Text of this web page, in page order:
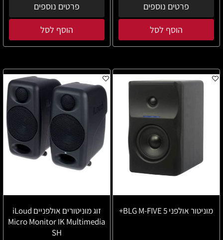
פרטים נוספים
הוסף לסל
פרטים נוספים
הוסף לסל
מוניטור אולפני 5 BLG M-FIVE+
זוג מוניטורים אולפניים iLoud
Micro Monitor IK Multimedia
SH